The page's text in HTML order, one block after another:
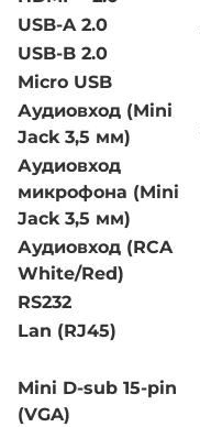
USB-A 2.0
USB-B 2.0
Micro USB
Аудиовход (Mini
Jack 3,5 мм)
Аудиовход
микрофона (Mini
Jack 3,5 мм)
Аудиовход (RCA
White/Red)
RS232
Lan (RJ45)
Mini D-sub 15-pin
(VGA)